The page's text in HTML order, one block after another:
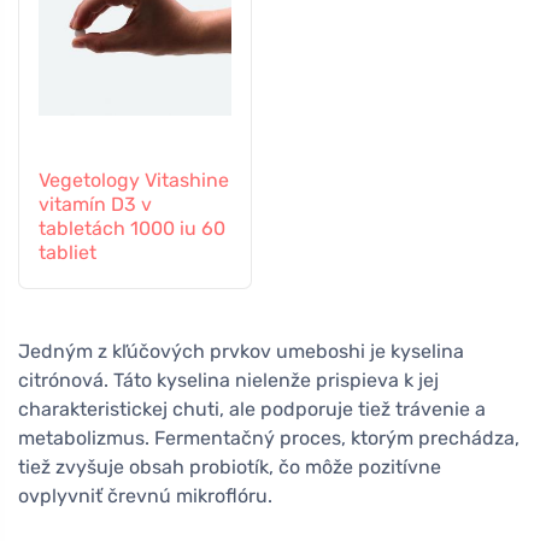
Vegetology Vitashine
vitamín D3 v
tabletách 1000 iu 60
tabliet
Jedným z kľúčových prvkov umeboshi je kyselina
citrónová. Táto kyselina nielenže prispieva k jej
charakteristickej chuti, ale podporuje tiež trávenie a
metabolizmus. Fermentačný proces, ktorým prechádza,
tiež zvyšuje obsah probiotík, čo môže pozitívne
ovplyvniť črevnú mikroflóru.